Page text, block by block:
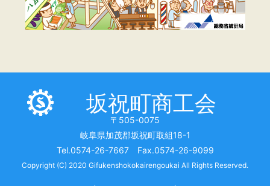
坂祝町商工会
〒505-0075
岐阜県加茂郡坂祝町取組18-1
Tel.0574-26-7667 Fax.0574-26-9099
Copyright (C) 2020 Gifukenshokokairengoukai All Rights Reserved.